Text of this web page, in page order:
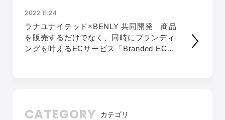
2022.11.24
ラナユナイテッド×BENLY 共同開発 商品
を販売するだけでなく、同時にブランディ
ングを叶えるECサービス「Branded EC」
CATEGORY カテゴリ